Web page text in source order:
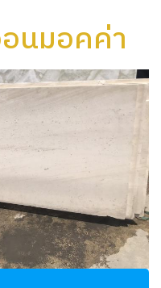
นมอคค่า